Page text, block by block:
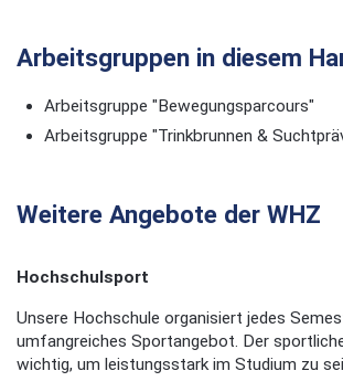
Arbeitsgruppen in diesem
Arbeitsgruppe "Bewegungsparcours"
Arbeitsgruppe "Trinkbrunnen &
Weitere Angebote der WHZ
Hochschulsport
Unsere Hochschule organisiert jedes
umfangreiches Sportangebot. Der
wichtig, um leistungsstark im Studium zu